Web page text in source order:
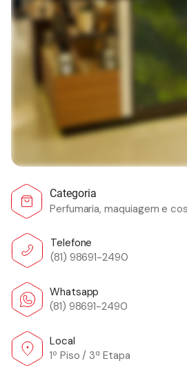
Categoria
Perfumaria, maquiagem e
Telefone
(81) 98691-2490
Whatsapp
(81) 98691-2490
Local
1º Piso / 3ª Etapa